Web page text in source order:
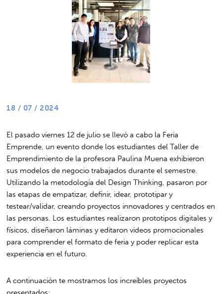
18 / 07 / 2024
El pasado viernes 12 de julio se llevó a cabo la Feria
Emprende, un evento donde los estudiantes del Taller de
Emprendimiento de la profesora Paulina Muena exhibieron
sus modelos de negocio trabajados durante el semestre.
Utilizando la metodología del Design Thinking, pasaron por
las etapas de empatizar, definir, idear, prototipar y
testear/validar, creando proyectos innovadores y centrados en
las personas. Los estudiantes realizaron prototipos digitales y
físicos, diseñaron láminas y editaron videos promocionales
para comprender el formato de feria y poder replicar esta
experiencia en el futuro.
A continuación te mostramos los increíbles proyectos